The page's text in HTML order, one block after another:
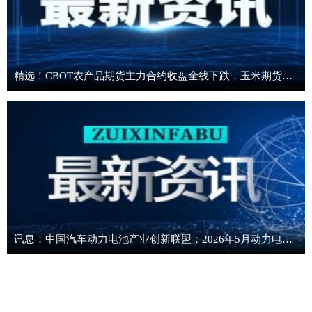
精选！CBOT农产品期货主力合约收盘全线下跌，玉米期货跌1.91%
讯息：中国汽车动力电池产业创新联盟：2026年5月动力电池月度装车量